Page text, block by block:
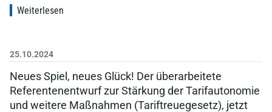
Weiterlesen
25.10.2024
Neues Spiel, neues Glück! Der überarbeitete
Referentenentwurf zur Stärkung der Tarifautonomie
und weitere Maßnahmen (Tariftreuegesetz), jetzt